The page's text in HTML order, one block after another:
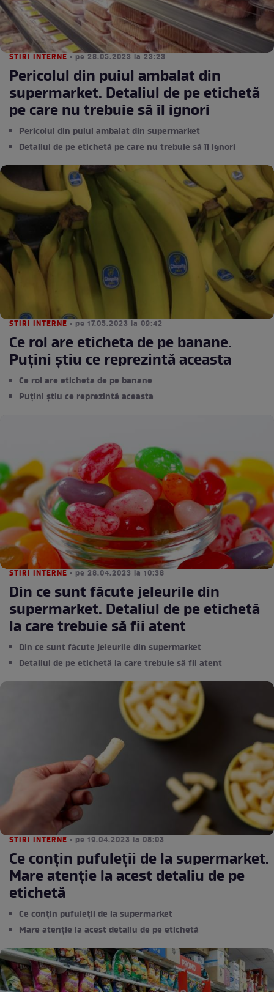
STIRI INTERNE • pe 28.05.2023 la 23:23
Pericolul din puiul ambalat din
supermarket. Detaliul de pe etichetă
pe care nu trebuie să îl ignori
Pericolul din puiul ambalat din supermarket
Detaliul de pe etichetă pe care nu trebuie să îl ignori
STIRI INTERNE • pe 17.05.2023 la 09:42
Ce rol are eticheta de pe banane.
Puțini știu ce reprezintă aceasta
Ce rol are eticheta de pe banane
Puțini știu ce reprezintă aceasta
STIRI INTERNE • pe 28.04.2023 la 10:38
Din ce sunt făcute jeleurile din
supermarket. Detaliul de pe etichetă
la care trebuie să fii atent
Din ce sunt făcute jeleurile din supermarket
Detaliul de pe etichetă la care trebuie să fii atent
STIRI INTERNE • pe 19.04.2023 la 08:03
Ce conţin pufuleţii de la supermarket.
Mare atenție la acest detaliu de pe
etichetă
Ce conţin pufuleţii de la supermarket
Mare atenție la acest detaliu de pe etichetă